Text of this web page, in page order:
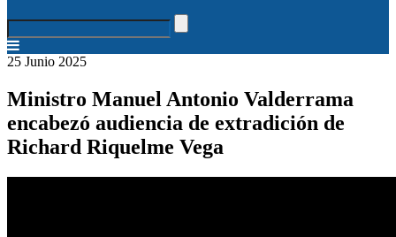
25 Junio 2025
Ministro Manuel Antonio Valderrama
encabezó audiencia de extradición de
Richard Riquelme Vega